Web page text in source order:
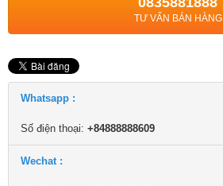
TƯ VẤN BÁN HÀNG
Whatsapp :
Số điện thoại: +84888888609
Wechat :